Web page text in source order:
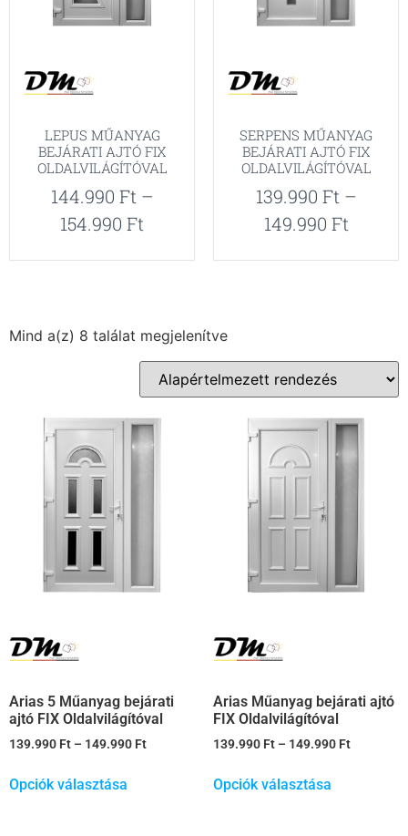
LEPUS MŰANYAG
BEJÁRATI AJTÓ FIX
OLDALVILÁGÍTÓVAL
144.990 Ft –
154.990 Ft
SERPENS MŰANYAG
BEJÁRATI AJTÓ FIX
OLDALVILÁGÍTÓVAL
139.990 Ft –
149.990 Ft
Mind a(z) 8 találat megjelenítve
Arias 5 Műanyag bejárati
ajtó FIX Oldalvilágítóval
139.990 Ft – 149.990 Ft
Opciók választása
Arias Műanyag bejárati ajtó
FIX Oldalvilágítóval
139.990 Ft – 149.990 Ft
Opciók választása